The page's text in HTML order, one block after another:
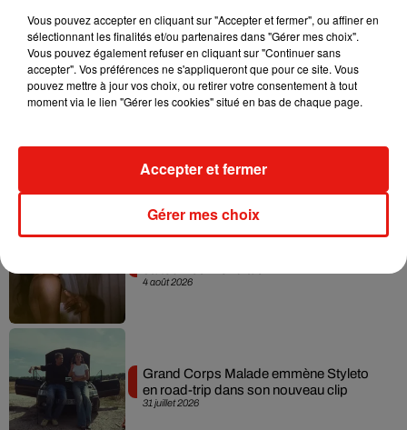
5 août 2026
Becky G sur son nouveau single
live session solaire
4 août 2026
31 juillet 2026
Grand Corps Malade emmène Styleto
en road-trip dans son nouveau clip
Vous pouvez accepter en cliquant sur "Accepter et fermer", ou affiner en
sélectionnant les finalités et/ou partenaires dans "Gérer mes choix".
Vous pouvez également refuser en cliquant sur "Continuer sans
accepter". Vos préférences ne s'appliqueront que pour ce site. Vous
pouvez mettre à jour vos choix, ou retirer votre consentement à tout
moment via le lien "Gérer les cookies" situé en bas de chaque page.
Gérer mes choix
Accepter et fermer